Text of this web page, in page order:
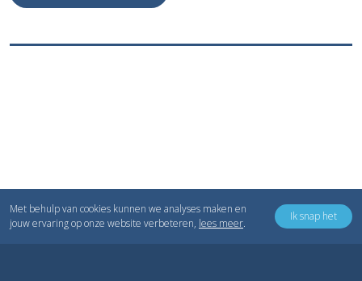
Met behulp van cookies kunnen we analyses maken en
jouw ervaring op onze website verbeteren, lees meer.
Ik snap het